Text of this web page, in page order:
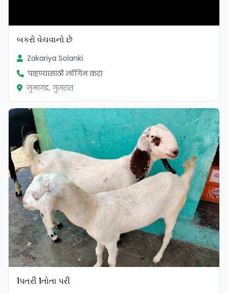
બકરો વેચવાનો છે
Zakariya Solanki
पाहण्यासाठी लॉगिन करा
जुनागड, गुजरात
1પતરી 1તોતા પરી